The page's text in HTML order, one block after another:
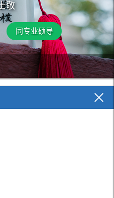
敬
同专业硕导